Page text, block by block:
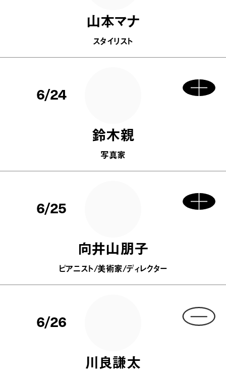
山本マナ
スタイリスト
6/24
鈴木親
写真家
6/25
向井山朋子
ピアニスト/美術家/ディレクター
6/26
川良謙太